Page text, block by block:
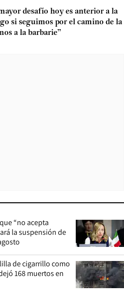
desafío hoy es anterior a la
si seguimos por el camino de la
a la barbarie”
“no acepta
la suspensión de
de cigarrillo como
168 muertos en